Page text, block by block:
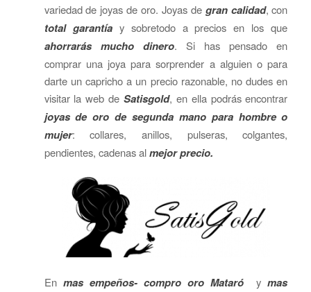
variedad de joyas de oro. Joyas de gran calidad, con
total garantíay sobretodo a precios en los que
ahorrarás mucho dinero. Si has pensado en
comprar una joya para sorprender a alguien o para
darte un capricho a un precio razonable, no dudes en
visitar la web de Satisgold, en ella podrás encontrar
joyas de oro de segunda mano para hombre o
mujer: collares, anillos, pulseras, colgantes,
pendientes, cadenas almejor precio.
En mas empeños- compro oro Mataró ymas